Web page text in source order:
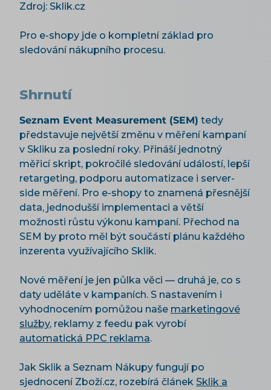
Zdroj: Sklik.cz
Pro e-shopy jde o kompletní základ pro
sledování nákupního procesu.
Shrnutí
Seznam Event Measurement (SEM) tedy
představuje největší změnu v měření kampaní
v Skliku za poslední roky. Přináší jednotný
měřicí skript, pokročilé sledování událostí, lepší
retargeting, podporu automatizace i server-
side měření. Pro e-shopy to znamená přesnější
data, jednodušší implementaci a větší
možnosti růstu výkonu kampaní. Přechod na
SEM by proto měl být součástí plánu každého
inzerenta využívajícího Sklik.
Nové měření je jen půlka věci — druhá je, co s
daty uděláte v kampaních. S nastavením i
vyhodnocením pomůžou naše marketingové
služby, reklamy z feedu pak vyrobí
automatická PPC reklama.
Jak Sklik a Seznam Nákupy fungují po
sjednocení Zboží.cz, rozebírá článek Sklik a